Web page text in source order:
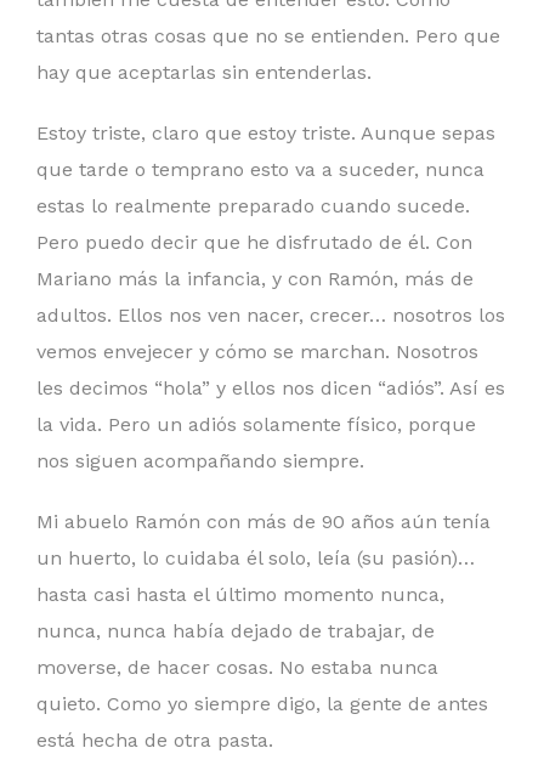
tantas otras cosas que no se entienden. Pero que
hay que aceptarlas sin entenderlas.
Estoy triste, claro que estoy triste. Aunque sepas
que tarde o temprano esto va a suceder, nunca
estas lo realmente preparado cuando sucede.
Pero puedo decir que he disfrutado de él. Con
Mariano más la infancia, y con Ramón, más de
adultos. Ellos nos ven nacer, crecer… nosotros los
vemos envejecer y cómo se marchan. Nosotros
les decimos “hola” y ellos nos dicen “adiós”. Así es
la vida. Pero un adiós solamente físico, porque
nos siguen acompañando siempre.
Mi abuelo Ramón con más de 90 años aún tenía
un huerto, lo cuidaba él solo, leía (su pasión)…
hasta casi hasta el último momento nunca,
nunca, nunca había dejado de trabajar, de
moverse, de hacer cosas. No estaba nunca
quieto. Como yo siempre digo, la gente de antes
está hecha de otra pasta.